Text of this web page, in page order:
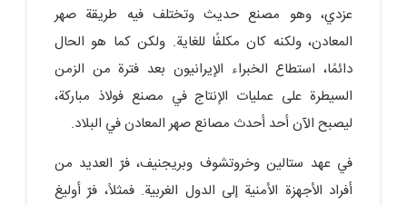
عزدي، وهو مصنع حديث وتختلف فيه طريقة صهر
المعادن، ولكنه كان مكلفًا للغاية. ولكن كما هو الحال
دائمًا، استطاع الخبراء الإيرانيون بعد فترة من الزمن
السيطرة على عمليات الإنتاج في مصنع فولاذ مباركة،
ليصبح الآن أحد أحدث مصانع صهر المعادن في البلاد.
في عهد ستالين وخروتشوف وبريجنيف، فرّ العديد من
أفراد الأجهزة الأمنية إلى الدول الغربية. فمثلاً، فرّ أوليغ